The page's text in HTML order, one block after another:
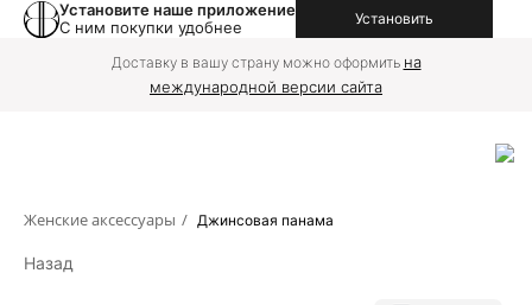
Установите наше приложение
С ним покупки удобнее
Установить
Доставку в вашу страну можно оформить на
международной версии сайта
Женские аксессуары / Джинсовая панама
Назад